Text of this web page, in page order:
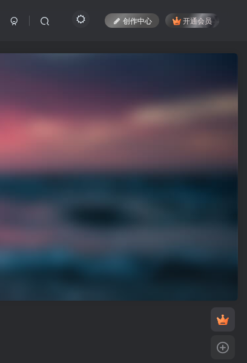
创作中心 开通会员